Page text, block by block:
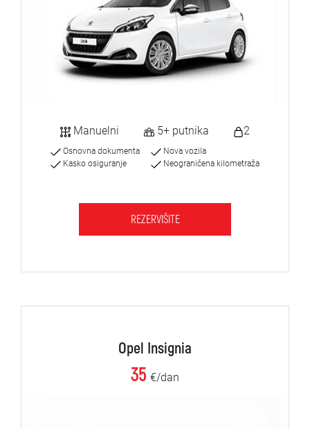
Manuelni 5+ putnika 2
Osnovna dokumenta
Kasko osiguranje
Nova vozila
Neograničena kilometraža
REZERVIŠITE
Opel Insignia
35 €/dan